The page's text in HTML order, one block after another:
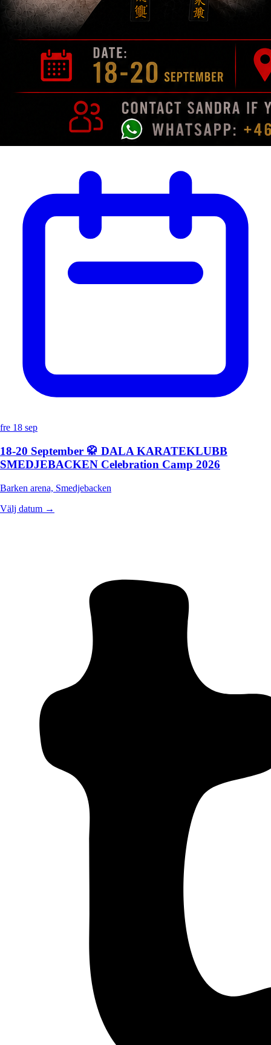
fre 18 sep
18-20 September 🥋 DALA KARATEKLUBB
SMEDJEBACKEN Celebration Camp 2026
Barken arena, Smedjebacken
Välj datum →